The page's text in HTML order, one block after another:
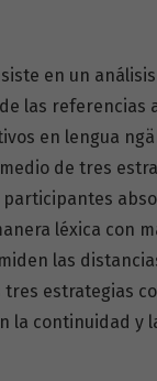
en un
las referencias
en lengua
de tres
participantes
léxica con
las
tres estrategias
la continuidad y